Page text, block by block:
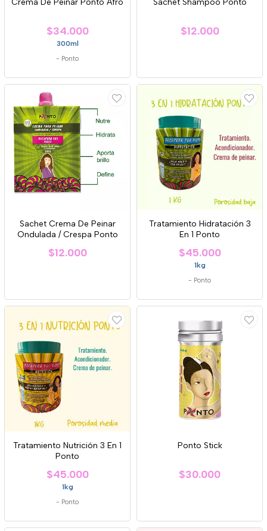
Crema De Peinar Ponto Afro
$34.000
300ml
- Ponto
Sachet Shampoo Ponto
$12.000
Sachet Crema De Peinar
Ondulada / Crespa Ponto
$12.000
Tratamiento Hidratación 3
En 1 Ponto
$45.000
1kg
- Ponto
Tratamiento Nutrición 3 En 1
Ponto
$45.000
1kg
- Ponto
Ponto Stick
$30.000